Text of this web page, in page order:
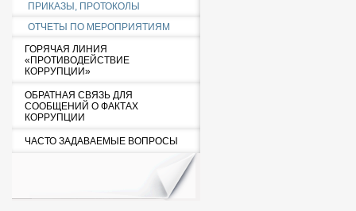
ПРИКАЗЫ, ПРОТОКОЛЫ
ОТЧЕТЫ ПО МЕРОПРИЯТИЯМ
ГОРЯЧАЯ ЛИНИЯ
«ПРОТИВОДЕЙСТВИЕ
КОРРУПЦИИ»
ОБРАТНАЯ СВЯЗЬ ДЛЯ
СООБЩЕНИЙ О ФАКТАХ
КОРРУПЦИИ
ЧАСТО ЗАДАВАЕМЫЕ ВОПРОСЫ